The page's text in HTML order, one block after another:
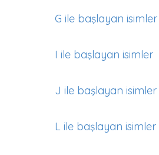
G ile başlayan isimler
I ile başlayan isimler
J ile başlayan isimler
L ile başlayan isimler